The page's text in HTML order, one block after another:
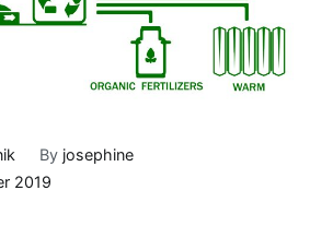
By josephine
2019